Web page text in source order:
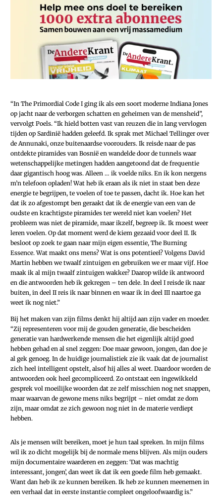
“In The Primordial Code I ging ik als een soort moderne Indiana Jones
op jacht naar de verborgen schatten en geheimen van de mensheid”,
vervolgt Poels. “Ik hield botten vast van reuzen die in lang vervlogen
tijden op Sardinië hadden geleefd. Ik sprak met Michael Tellinger over
de Annunaki, onze buitenaardse voorouders. Ik reisde naar de pas
ontdekte piramides van Bosnië en wandelde door de tunnels waar
wetenschappelijke metingen hadden aangetoond dat de frequentie
daar gigantisch hoog was. Alleen … ik voelde niks. En ik kon nergens
m’n telefoon opladen! Wat heb ik eraan als ik niet in staat ben deze
energie te begrijpen, te voelen of toe te passen, dacht ik. Hoe kan het
dat ik zo afgestompt ben geraakt dat ik de energie van een van de
oudste en krachtigste piramides ter wereld niet kan voelen? Het
probleem was niet de piramide, maar ikzelf, begreep ik. Ik moest weer
leren voelen. Op dat moment werd de kiem gezaaid voor deel II. Ik
besloot op zoek te gaan naar mijn eigen essentie, The Burning
Essence. Wat maakt ons mens? Wat is ons potentieel? Volgens David
Martin hebben we twaalf zintuigen en gebruiken we er maar vijf. Hoe
maak ik al mijn twaalf zintuigen wakker? Daarop wilde ik antwoord
en die antwoorden heb ik gekregen – ten dele. In deel I reisde ik naar
buiten, in deel II reis ik naar binnen en waar ik in deel III naartoe ga
weet ik nog niet.”
Bij het maken van zijn films denkt hij altijd aan zijn vader en moeder.
“Zij representeren voor mij de gouden generatie, die bescheiden
generatie van hardwerkende mensen die het eigenlijk altijd goed
hebben gehad en al snel zeggen: Doe maar gewoon, jongen, dan doe je
al gek genoeg. In de huidige journalistiek zie ik vaak dat de journalist
zich heel intelligent opstelt, alsof hij alles al weet. Daardoor worden de
antwoorden ook heel gecompliceerd. Zo ontstaat een ingewikkeld
gesprek vol moeilijke woorden dat ze zelf misschien nog net snappen,
maar waarvan de gewone mens niks begrijpt – niet omdat ze dom
zijn, maar omdat ze zich gewoon nog niet in de materie verdiept
hebben.
Als je mensen wilt bereiken, moet je hun taal spreken. In mijn films
wil ik zo dicht mogelijk bij de normale mens blijven. Als mijn ouders
mijn documentaire waarderen en zeggen: ‘Dat was machtig
interessant, jongen’, dan weet ik dat ik een goede film heb gemaakt.
Want dan heb ik ze kunnen bereiken. Ik heb ze kunnen meenemen in
een verhaal dat in eerste instantie compleet ongeloofwaardig is.”